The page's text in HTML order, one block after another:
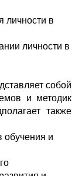
личности в
личности в
собой
и методик
также
обучения и